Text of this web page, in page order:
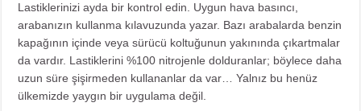
Lastiklerinizi ayda bir kontrol edin. Uygun hava basıncı,
arabanızın kullanma kılavuzunda yazar. Bazı arabalarda benzin
kapağının içinde veya sürücü koltuğunun yakınında çıkartmalar
da vardır. Lastiklerini %100 nitrojenle dolduranlar; böylece daha
uzun süre şişirmeden kullananlar da var… Yalnız bu henüz
ülkemizde yaygın bir uygulama değil.